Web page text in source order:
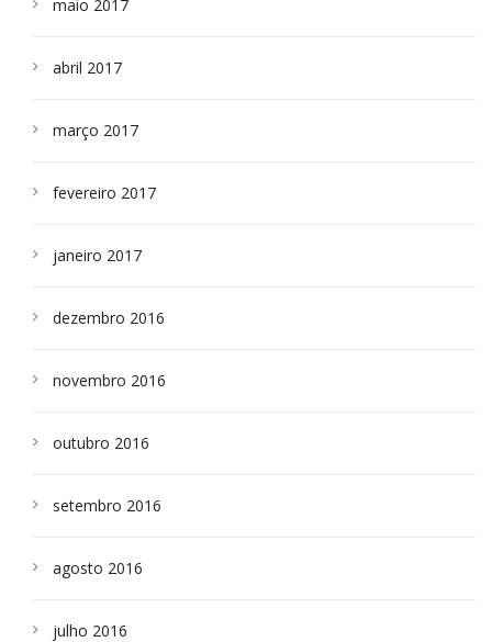
maio 2017
abril 2017
março 2017
fevereiro 2017
janeiro 2017
dezembro 2016
novembro 2016
outubro 2016
setembro 2016
agosto 2016
julho 2016